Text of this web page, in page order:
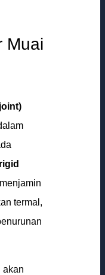
Muai
termal,
akan